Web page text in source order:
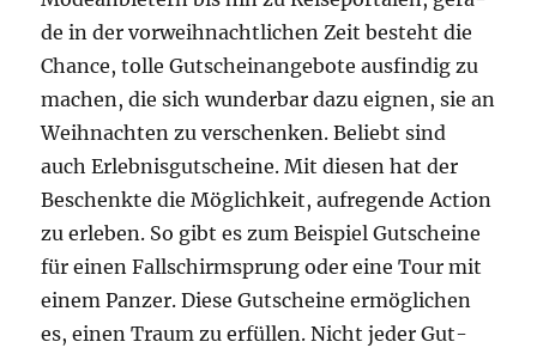
de in der vor­weih­nacht­li­chen Zeit besteht die
Chan­ce, tol­le Gut­schein­an­ge­bo­te aus­fin­dig zu
machen, die sich wun­der­bar dazu eig­nen, sie an
Weih­nach­ten zu ver­schen­ken. Beliebt sind
auch Erleb­nis­gut­schei­ne. Mit die­sen hat der
Beschenk­te die Mög­lich­keit, auf­re­gen­de Action
zu erle­ben. So gibt es zum Bei­spiel Gut­schei­ne
für einen Fall­schirm­sprung oder eine Tour mit
einem Pan­zer. Die­se Gut­schei­ne ermög­li­chen
es, einen Traum zu erfül­len. Nicht jeder Gut­